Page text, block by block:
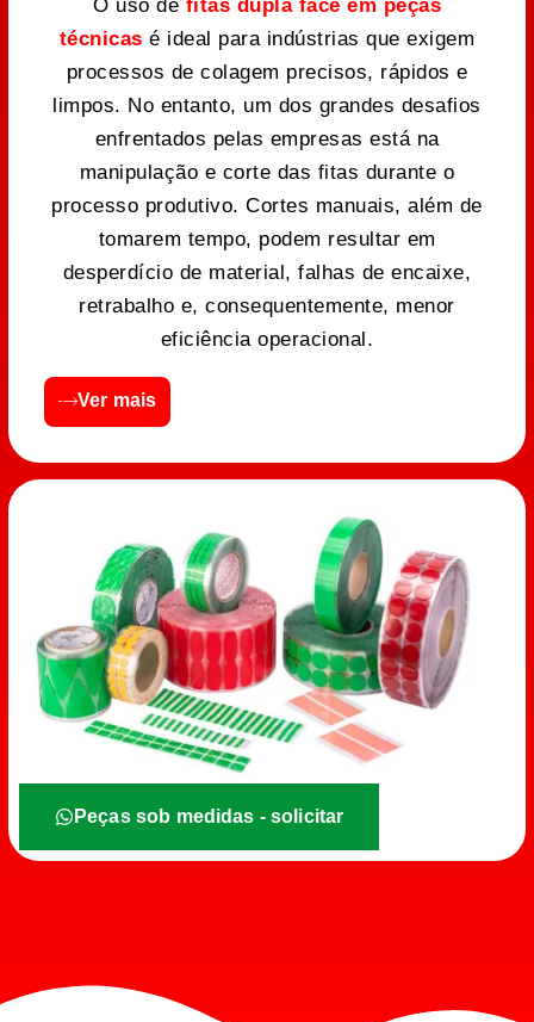
O uso de fitas dupla face em peças
técnicas é ideal para indústrias que exigem
processos de colagem precisos, rápidos e
limpos. No entanto, um dos grandes desafios
enfrentados pelas empresas está na
manipulação e corte das fitas durante o
processo produtivo. Cortes manuais, além de
tomarem tempo, podem resultar em
desperdício de material, falhas de encaixe,
retrabalho e, consequentemente, menor
eficiência operacional.
Ver mais
Peças sob medidas - solicitar